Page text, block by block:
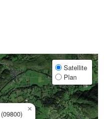
(09800)
×
Satellite
Plan